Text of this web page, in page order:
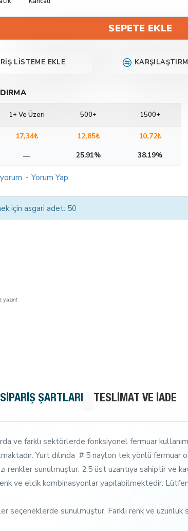
- Yorum Yap
SEPETE EKLE
LISTEME EKLE
için asgari adet: 50
1+ Ve Üzeri 500+ 1500+
17,34₺ 12,85₺
10,72₺
— 25.91% 38.19%
SIPARIŞ ŞARTLARI TESLIMAT VE İADE
ve farklı sektörlerde fonksiyonel fermuar
Yurt dılında # 5 naylon tek yönlü fermuar
sunulmuştur. 2,5 üst uzantıya sahiptir ve
ve elcik kombinasyonlar yapılabilmektedir.
seçeneklerde sunulmuştur. Farklı renk ve uzunluk